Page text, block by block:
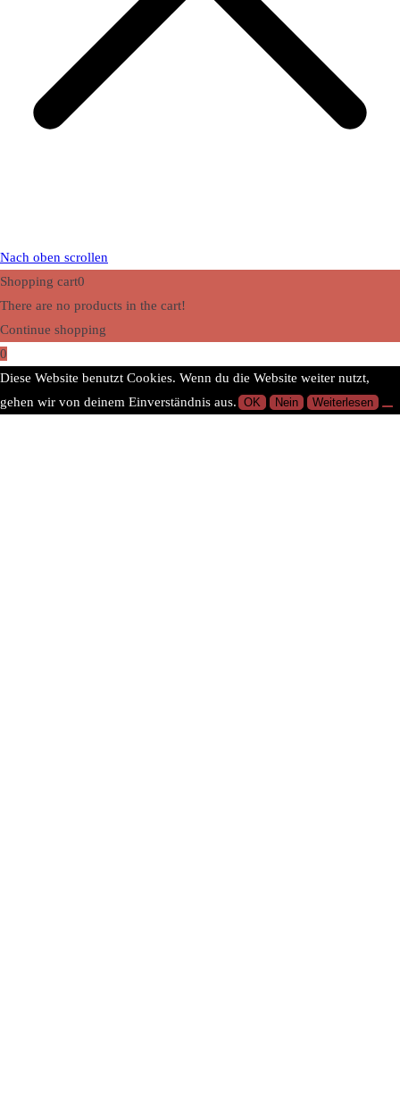
Nach oben scrollen
Shopping cart0
There are no products in the cart!
Continue shopping
0
Diese Website benutzt Cookies. Wenn du die Website weiter nutzt,
gehen wir von deinem Einverständnis aus. OK Nein Weiterlesen